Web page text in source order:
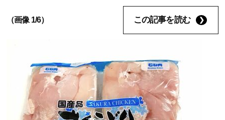
（画像 1/6） この記事を読む